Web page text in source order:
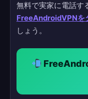
無料で実家に電話す
FreeAndroidVPNを
しょう。